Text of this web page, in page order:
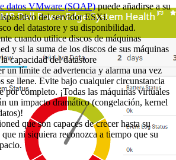
datos VMware (SOAP)puede añadirse a su
del servidor ESXi.
del datastore y su disponibilidad.
cuando utilice discos de máquinas
y si la suma de los discos de sus máquinas
capacidad del datastore
un límite de advertencia y alarma una vez
se llene. Evite bajo cualquier circunstancia
por completo. ¡Todas las máquinas virtuales
un impacto dramático (congelación, kernel
que son capaces de crecer hasta su
ni siquiera reconozca a tiempo que su